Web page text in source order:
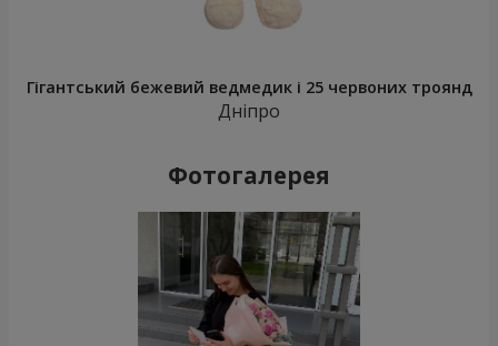
Гігантський бежевий ведмедик і 25 червоних троянд
Дніпро
Фотогалерея